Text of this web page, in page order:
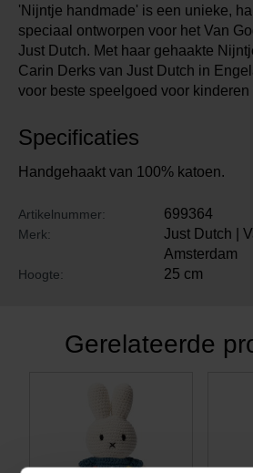
'Nijntje handmade' is een unieke,
speciaal ontworpen voor het Van
Just Dutch. Met haar gehaakte
Carin Derks van Just Dutch in
voor beste speelgoed voor kinderen
Specificaties
Handgehaakt van 100% katoen.
Artikelnummer: 699364
Merk:
Just Dutch |
Amsterdam
Hoogte: 25 cm
Gerelateerde